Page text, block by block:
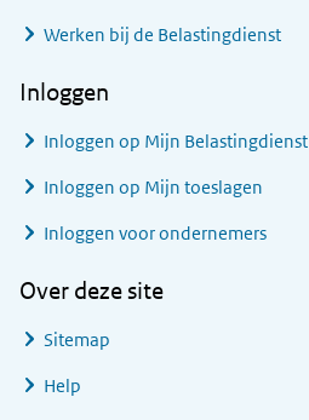
Werken bij de Belastingdienst
Inloggen
Inloggen op Mijn Belastingdienst
Inloggen op Mijn toeslagen
Inloggen voor ondernemers
Over deze site
Sitemap
Help